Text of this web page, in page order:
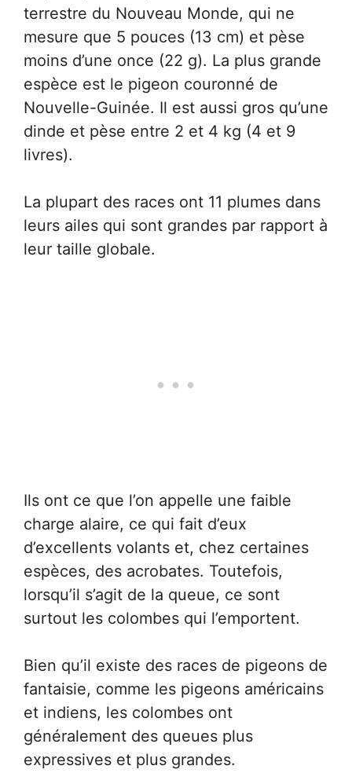
terrestre du Nouveau Monde, qui ne
mesure que 5 pouces (13 cm) et pèse
moins d’une once (22 g). La plus grande
espèce est le pigeon couronné de
Nouvelle-Guinée. Il est aussi gros qu’une
dinde et pèse entre 2 et 4 kg (4 et 9
livres).
La plupart des races ont 11 plumes dans
leurs ailes qui sont grandes par rapport à
leur taille globale.
Ils ont ce que l’on appelle une faible
charge alaire, ce qui fait d’eux
d’excellents volants et, chez certaines
espèces, des acrobates. Toutefois,
lorsqu’il s’agit de la queue, ce sont
surtout les colombes qui l’emportent.
Bien qu’il existe des races de pigeons de
fantaisie, comme les pigeons américains
et indiens, les colombes ont
généralement des queues plus
expressives et plus grandes.